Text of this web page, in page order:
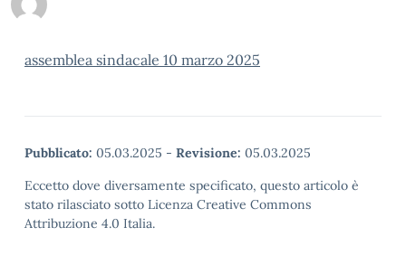
assemblea sindacale 10 marzo 2025
Pubblicato: 05.03.2025 - Revisione: 05.03.2025
Eccetto dove diversamente specificato, questo articolo è
stato rilasciato sotto Licenza Creative Commons
Attribuzione 4.0 Italia.